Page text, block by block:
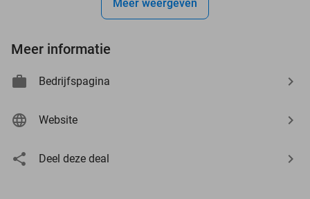
Meer weergeven
Meer informatie
Bedrijfspagina
Website
Deel deze deal